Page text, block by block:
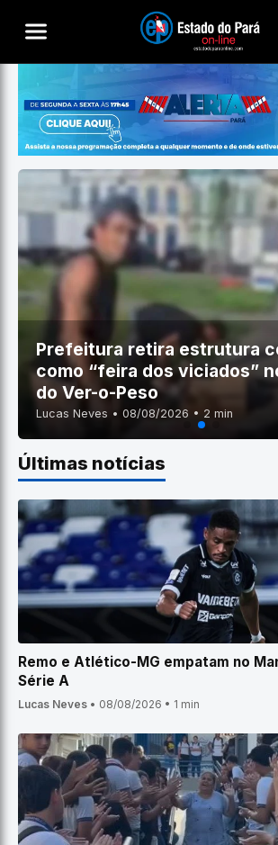
Prefeitura retira estrutura
como “feira dos viciados”
do Ver-o-Peso
Lucas Neves • 08/08/2026 • 2 min
Últimas notícias
Remo e Atlético-MG empatam no
Série A
Lucas Neves • 08/08/2026 • 1 min